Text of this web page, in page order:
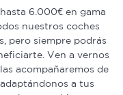
6.000€ en gama
nuestros coches
pero siempre podrás
Ven a vernos
acompañaremos de
a tus